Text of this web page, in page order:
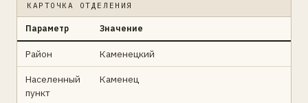
КАРТОЧКА ОТДЕЛЕНИЯ
Параметр Значение
Район Каменецкий
Населенный
пункт
Каменец